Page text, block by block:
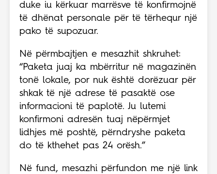
duke iu kërkuar marrësve të konfirmojnë
të dhënat personale për të tërhequr një
pako të supozuar.
Në përmbajtjen e mesazhit shkruhet:
“Paketa juaj ka mbërritur në magazinën
tonë lokale, por nuk është dorëzuar për
shkak të një adrese të pasaktë ose
informacioni të paplotë. Ju lutemi
konfirmoni adresën tuaj nëpërmjet
lidhjes më poshtë, përndryshe paketa
do të kthehet pas 24 orësh.”
Në fund, mesazhi përfundon me një link